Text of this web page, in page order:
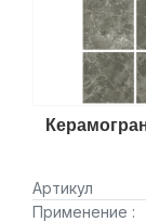
Артикул
Применение :